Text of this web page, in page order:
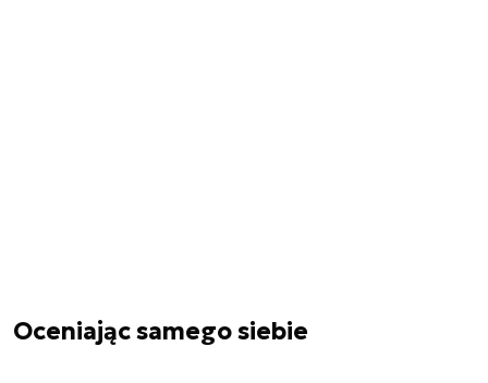
Oceniając samego siebie